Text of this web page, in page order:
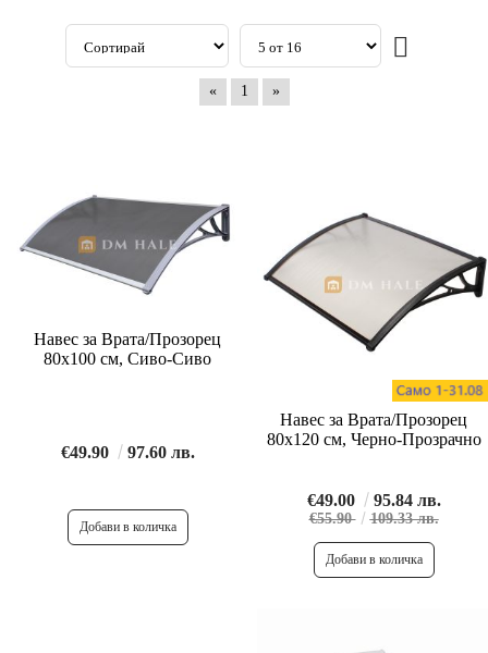
« 1 »
Навес за Врата/Прозорец
80х100 см, Сиво-Сиво
€49.90 97.60 лв.
Навес за Врата/Прозорец
80х120 см, Черно-Прозрачно
€49.00 95.84 лв.
€55.90 109.33 лв.